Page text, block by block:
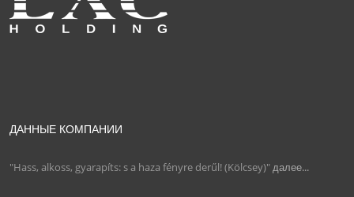
ДАННЫЕ КОМПАНИИ
"Hass, alkoss, gyarapíts: s a haza fényre derűl! (Kölcsey)"далее...